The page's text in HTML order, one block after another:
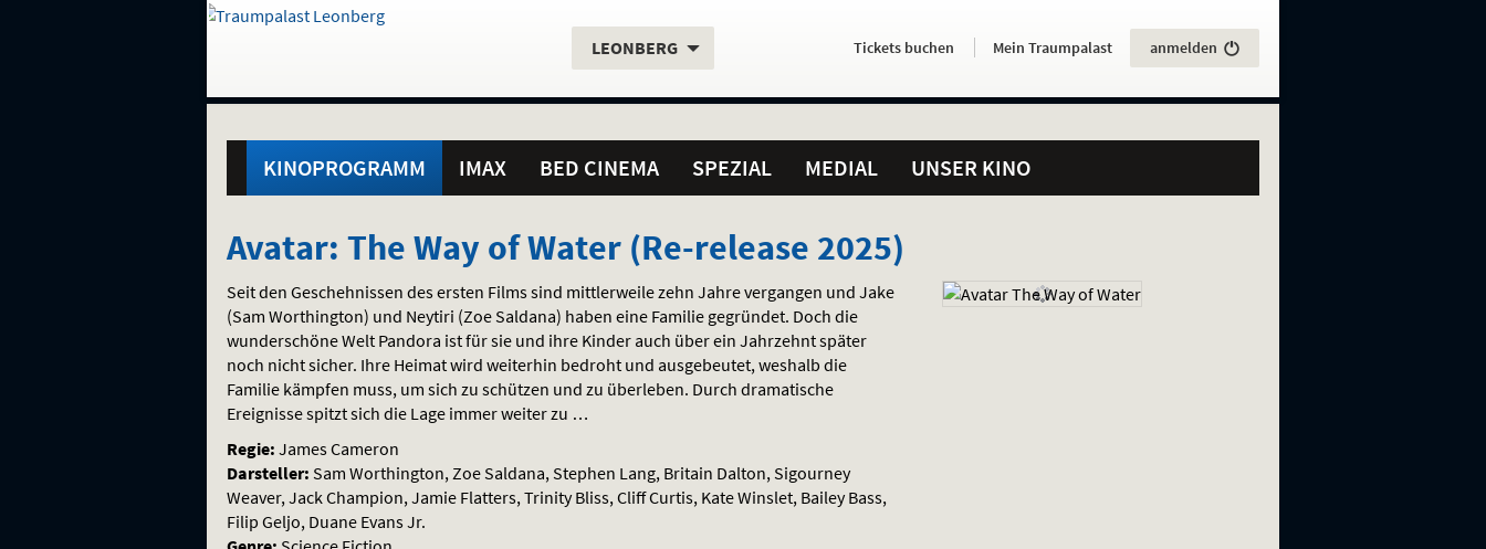
direkt
Inhalt
Menü
und
Gehe
Standortauswahl
Aktueller
LEONBERG. Servicefunktionen
Aktuelles
HierTickets buchen . Mein Traumpalast anmelden
KINOPROGRAMM IMAX BED CINEMA SPEZIAL MEDIAL UNSER KINO
Avatar:
The
Way
of
Water
(Re-
release
Avatar: The Way of Water (Re-release 2025)
Seit den Geschehnissen des ersten Films sind mittlerweile zehn Jahre vergangen und Jake
(Sam Worthington) und Neytiri (Zoe Saldana) haben eine Familie gegründet. Doch die
wunderschöne Welt Pandora ist für sie und ihre Kinder auch über ein Jahrzehnt später
noch nicht sicher. Ihre Heimat wird weiterhin bedroht und ausgebeutet, weshalb die
Familie kämpfen muss, um sich zu schützen und zu überleben. Durch dramatische
Ereignisse spitzt sich die Lage immer weiter zu …
Regie: James Cameron
Darsteller: Sam Worthington, Zoe Saldana, Stephen Lang, Britain Dalton, Sigourney
Weaver, Jack Champion, Jamie Flatters, Trinity Bliss, Cliff Curtis, Kate Winslet, Bailey Bass,
Filip Geljo, Duane Evans Jr.